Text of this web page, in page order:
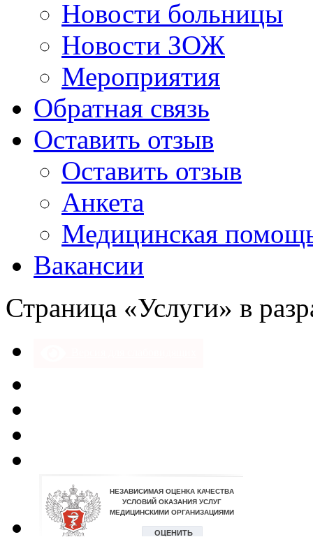
Новости больницы
Новости ЗОЖ
Мероприятия
Обратная связь
Оставить отзыв
Оставить отзыв
Анкета
Медицинская
Вакансии
Страница «Услуги» в